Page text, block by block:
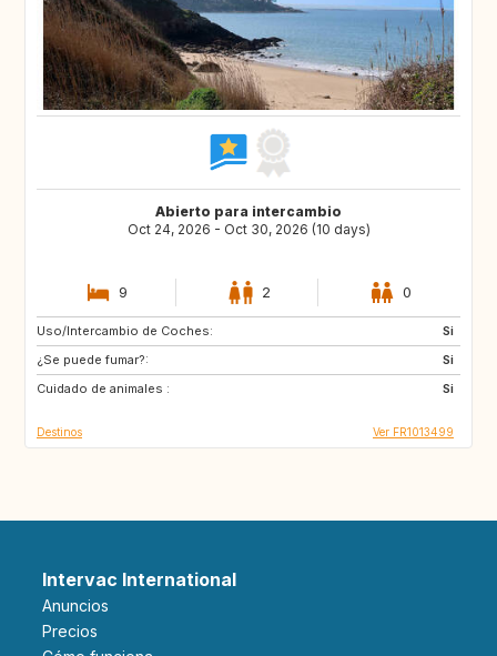
Abierto para intercambio
Oct 24, 2026 - Oct 30, 2026 (10 days)
9 2 0
Uso/Intercambio de Coches:
Si
¿Se puede fumar?:
Si
Cuidado de animales :
Si
PL
CH
ES
Destinos Ver FR1013499
Intervac International
Anuncios
Precios